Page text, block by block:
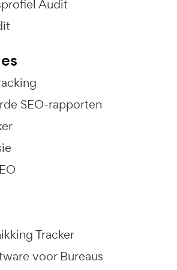
Audit
SEO-rapporten
Tracker
voor Bureaus